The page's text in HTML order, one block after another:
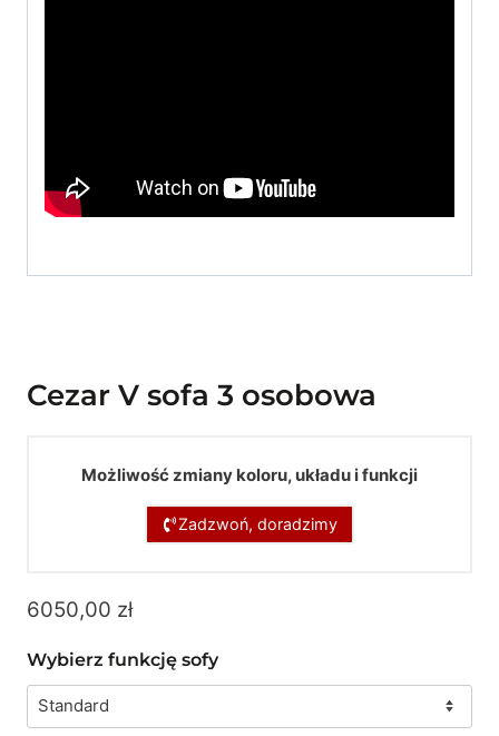
Cezar V sofa 3 osobowa
Możliwość zmiany koloru, układu i funkcji
Zadzwoń, doradzimy
6050,00 zł
Wybierz funkcję sofy